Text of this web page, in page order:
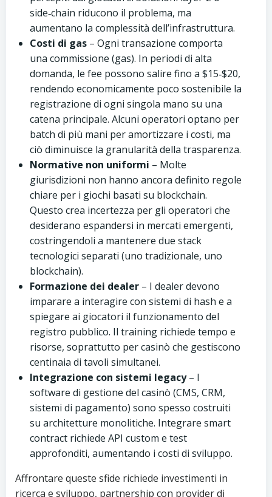
side‑chain riducono il problema, ma
aumentano la complessità dell’infrastruttura.
Costi di gas – Ogni transazione comporta
una commissione (gas). In periodi di alta
domanda, le fee possono salire fino a $15‑$20,
rendendo economicamente poco sostenibile la
registrazione di ogni singola mano su una
catena principale. Alcuni operatori optano per
batch di più mani per amortizzare i costi, ma
ciò diminuisce la granularità della trasparenza.
Normative non uniformi – Molte
giurisdizioni non hanno ancora definito regole
chiare per i giochi basati su blockchain.
Questo crea incertezza per gli operatori che
desiderano espandersi in mercati emergenti,
costringendoli a mantenere due stack
tecnologici separati (uno tradizionale, uno
blockchain).
Formazione dei dealer – I dealer devono
imparare a interagire con sistemi di hash e a
spiegare ai giocatori il funzionamento del
registro pubblico. Il training richiede tempo e
risorse, soprattutto per casinò che gestiscono
centinaia di tavoli simultanei.
Integrazione con sistemi legacy– I
software di gestione del casinò (CMS, CRM,
sistemi di pagamento) sono spesso costruiti
su architetture monolitiche. Integrare smart
contract richiede API custom e test
approfonditi, aumentando i costi di sviluppo.
Affrontare queste sfide richiede investimenti in
ricerca e sviluppo, partnership con provider di